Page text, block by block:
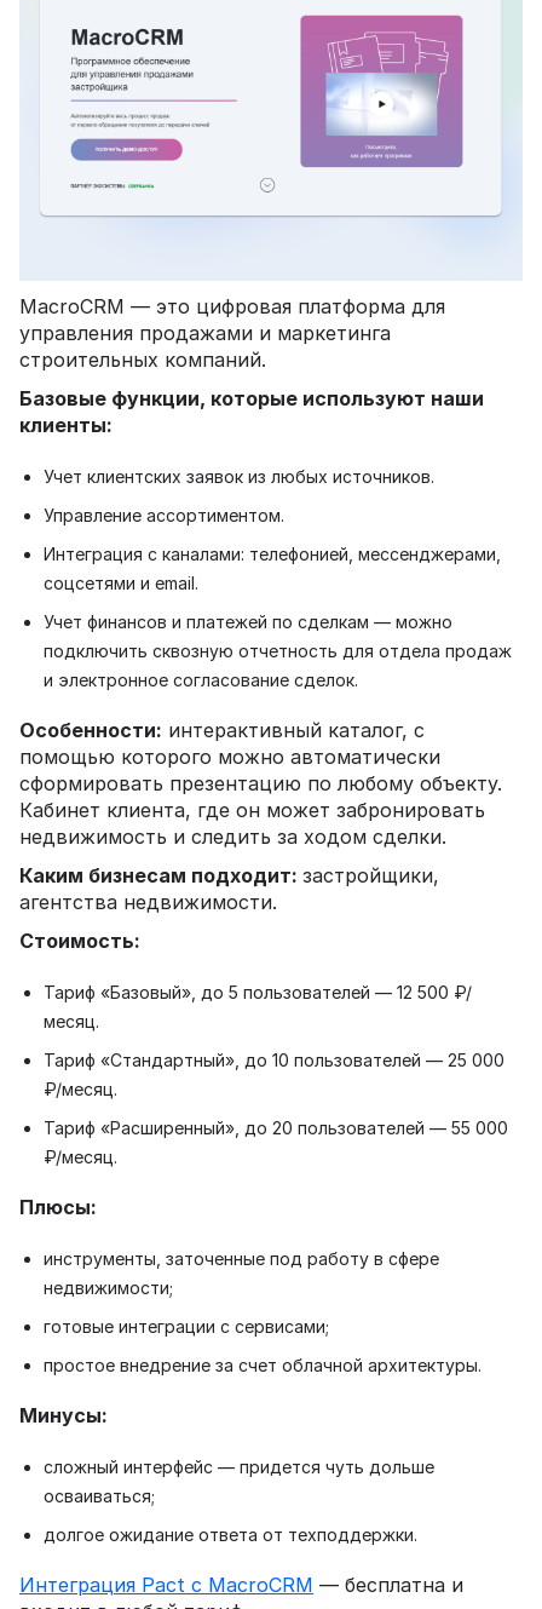
MacroCRM — это цифровая платформа для
управления продажами и маркетинга
строительных компаний.
Базовые функции, которые используют наши
клиенты:
Учет клиентских заявок из любых источников.
Управление ассортиментом.
Интеграция с каналами: телефонией, мессенджерами,
соцсетями и email.
Учет финансов и платежей по сделкам — можно
подключить сквозную отчетность для отдела продаж
и электронное согласование сделок.
Особенности: интерактивный каталог, с
помощью которого можно автоматически
сформировать презентацию по любому объекту.
Кабинет клиента, где он может забронировать
недвижимость и следить за ходом сделки.
Каким бизнесам подходит: застройщики,
агентства недвижимости.
Стоимость:
Тариф «Базовый», до 5 пользователей — 12 500 ₽/
месяц.
Тариф «Стандартный», до 10 пользователей — 25 000
₽/месяц.
Тариф «Расширенный», до 20 пользователей — 55 000
₽/месяц.
Плюсы:
инструменты, заточенные под работу в сфере
недвижимости;
готовые интеграции с сервисами;
простое внедрение за счет облачной архитектуры.
Минусы:
сложный интерфейс — придется чуть дольше
осваиваться;
долгое ожидание ответа от техподдержки.
Интеграция Pact с MacroCRM — бесплатна и